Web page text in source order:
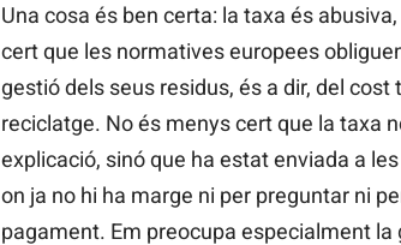
Una cosa és ben certa: la taxa és
cert que les normatives europees
gestió dels seus residus, és a dir, del
reciclatge. No és menys cert que la taxa
explicació, sinó que ha estat enviada a
on ja no hi ha marge ni per preguntar ni
pagament. Em preocupa especialment